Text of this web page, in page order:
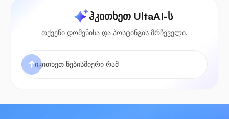
ჰკითხეთ UltaAI-ს
თქვენი დომენისა და ჰოსტინგის მრჩეველი.